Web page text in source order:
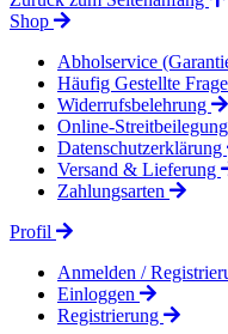
Shop
Abholservice
Häufig Gestellte
Widerrufsbelehrung
Online-Streitbeilegung
Datenschutzerklärung
Versand & Lieferung
Zahlungsarten
Profil
Anmelden /
Einloggen
Registrierung